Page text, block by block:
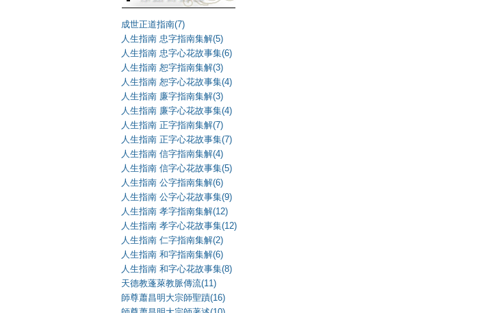
成世正道指南(7)
人生指南 忠字指南集解(5)
人生指南 忠字心花故事集(6)
人生指南 恕字指南集解(3)
人生指南 恕字心花故事集(4)
人生指南 廉字指南集解(3)
人生指南 廉字心花故事集(4)
人生指南 正字指南集解(7)
人生指南 正字心花故事集(7)
人生指南 信字指南集解(4)
人生指南 信字心花故事集(5)
人生指南 公字指南集解(6)
人生指南 公字心花故事集(9)
人生指南 孝字指南集解(12)
人生指南 孝字心花故事集(12)
人生指南 仁字指南集解(2)
人生指南 和字指南集解(6)
人生指南 和字心花故事集(8)
天德教蓬萊教脈傳流(11)
師尊蕭昌明大宗師聖蹟(16)